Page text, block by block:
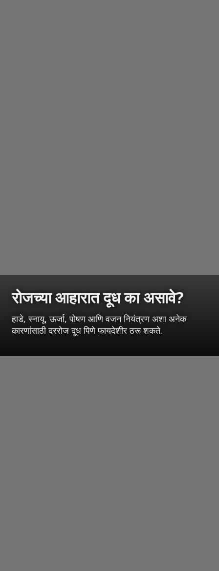
रोजच्या आहारात दूध का असावे?
हाडे, स्नायू, ऊर्जा, पोषण आणि वजन नियंत्रण अशा अनेक
कारणांसाठी दररोज दूध पिणे फायदेशीर ठरू शकते.